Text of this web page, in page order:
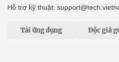
Hỗ trợ kỹ thuật:
Tải ứng dụng Độc giả